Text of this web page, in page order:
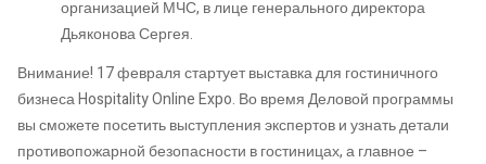
организацией МЧС, в лице генерального директора
Дьяконова Сергея.
Внимание! 17 февраля стартует выставка для гостиничного
бизнеса Hospitality Online Expo. Во время Деловой программы
вы сможете посетить выступления экспертов и узнать детали
противопожарной безопасности в гостиницах, а главное –